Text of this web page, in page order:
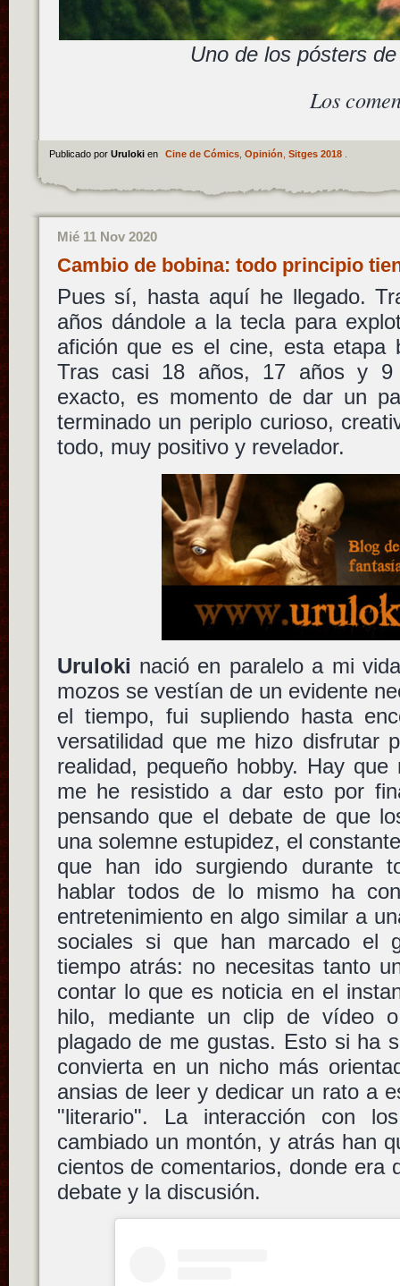
Uno de los pósters
Los
Publicado por Uruloki en Cine de Cómics, Opinión Sitges 2018.
Mié 11 Nov 2020
Cambio de bobina: todo principio
Pues sí, hasta aquí he llegado.
años dándole a la tecla para
afición que es el cine, esta etapa
Tras casi 18 años, 17 años y 9
exacto, es momento de dar un
terminado un periplo curioso,
todo, muy positivo y revelador.
Uruloki nació en paralelo a mi
mozos se vestían de un evidente
el tiempo, fui supliendo hasta
versatilidad que me hizo disfrutar
realidad, pequeño hobby. Hay que
me he resistido a dar esto por
pensando que el debate de que
una solemne estupidez, el
que han ido surgiendo durante
hablar todos de lo mismo ha
entretenimiento en algo similar a
sociales si que han marcado el
tiempo atrás: no necesitas tanto
contar lo que es noticia en el
hilo, mediante un clip de vídeo
plagado de me gustas. Esto si ha
convierta en un nicho más
ansias de leer y dedicar un rato a
"literario". La interacción con
cambiado un montón, y atrás han
cientos de comentarios, donde era
debate y la discusión.